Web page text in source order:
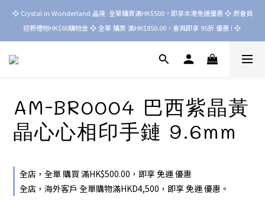
❖ Crystal in Wonderland 晶境  全單購買滿HK$500，即享本港免運優惠 ❖ 新會員
迎新禮物HK$60購物金 ❖ 全單 購買 滿HK$850.00，會員即享 95折 優惠 ! ❖
AM-BR0004 巴西紫晶黃
晶心心相印手鏈 9.6mm
全店，全單 購買 滿HK$500.00，即享 免運 優惠
全店，海外客戶 全單購物滿HKD4,500，即享 免運 優惠。